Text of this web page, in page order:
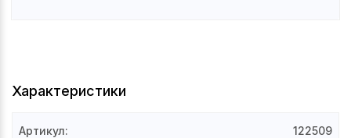
Характеристики
Артикул: 122509